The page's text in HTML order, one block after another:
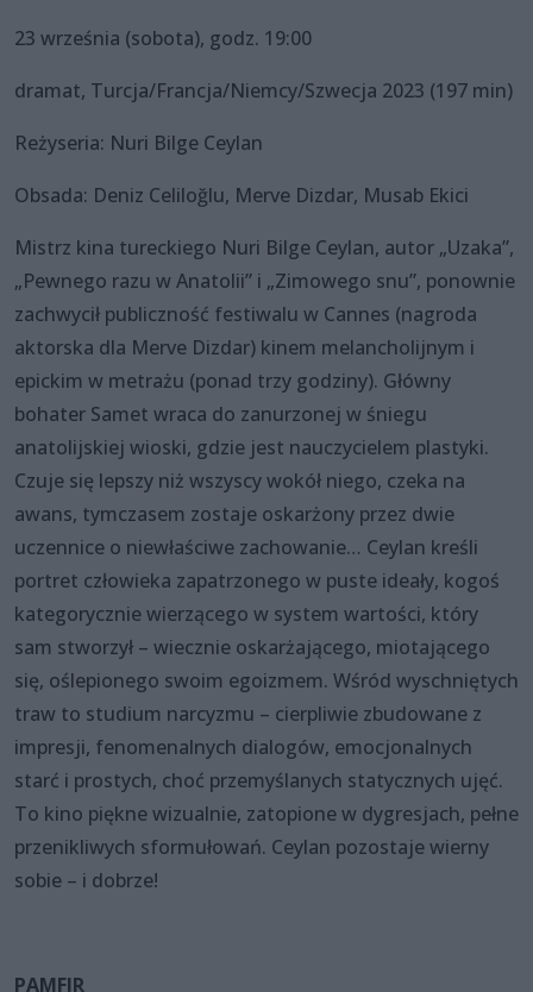
23 września (sobota), godz. 19:00
dramat, Turcja/Francja/Niemcy/Szwecja 2023 (197 min)
Reżyseria: Nuri Bilge Ceylan
Obsada: Deniz Celiloğlu, Merve Dizdar, Musab Ekici
Mistrz kina tureckiego Nuri Bilge Ceylan, autor „Uzaka”,
„Pewnego razu w Anatolii” i „Zimowego snu”, ponownie
zachwycił publiczność festiwalu w Cannes (nagroda
aktorska dla Merve Dizdar) kinem melancholijnym i
epickim w metrażu (ponad trzy godziny). Główny
bohater Samet wraca do zanurzonej w śniegu
anatolijskiej wioski, gdzie jest nauczycielem plastyki.
Czuje się lepszy niż wszyscy wokół niego, czeka na
awans, tymczasem zostaje oskarżony przez dwie
uczennice o niewłaściwe zachowanie… Ceylan kreśli
portret człowieka zapatrzonego w puste ideały, kogoś
kategorycznie wierzącego w system wartości, który
sam stworzył – wiecznie oskarżającego, miotającego
się, oślepionego swoim egoizmem. Wśród wyschniętych
traw to studium narcyzmu – cierpliwie zbudowane z
impresji, fenomenalnych dialogów, emocjonalnych
starć i prostych, choć przemyślanych statycznych ujęć.
To kino piękne wizualnie, zatopione w dygresjach, pełne
przenikliwych sformułowań. Ceylan pozostaje wierny
sobie – i dobrze!
PAMFIR